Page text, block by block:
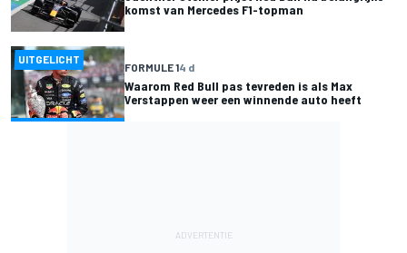
komst van Mercedes F1-topman
UITGELICHT
FORMULE 14 d
Waarom Red Bull pas tevreden is als Max
Verstappen weer een winnende auto heeft